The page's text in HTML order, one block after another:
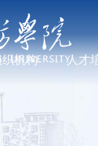
织机构
机构
人才